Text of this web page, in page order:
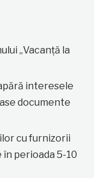
„Vacanță la
interesele
documente
cu furnizorii
perioada 5-10